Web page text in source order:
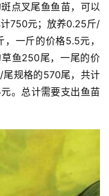
点叉尾鱼鱼苗，可以
750元；放养0.25斤/
一斤的价格5.5元，
鱼250尾，一尾的价
规格的570尾，共计
。总计需要支出鱼苗